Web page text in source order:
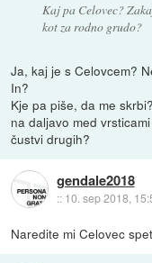
Kaj pa Celovec?
kot za rodno grudo?
Ja, kaj je s Celovcem?
In?
Kje pa piše, da me
na daljavo med
čustvi drugih?
gendale2018
:: 10. sep 2018,
Naredite mi Celovec